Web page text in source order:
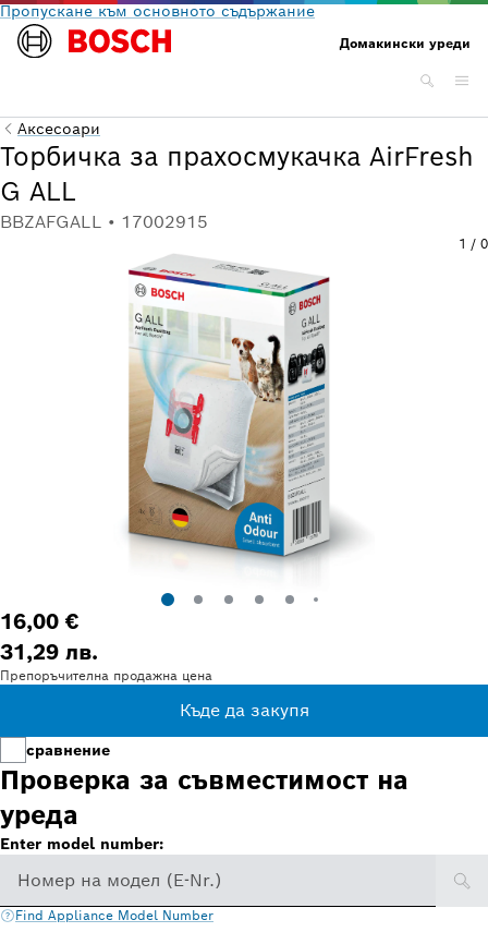
Пропускане към основното съдържание
Домакински уреди
Аксесоари
Торбичка за прахосмукачка AirFresh
G ALL
BBZAFGALL • 17002915
1 / 0
16,00 €
31,29 лв.
Препоръчителна продажна цена
Къде да закупя
сравнение
Проверка за съвместимост на
уреда
Enter model number:
Номер на модел (E-Nr.)
Find Appliance Model Number